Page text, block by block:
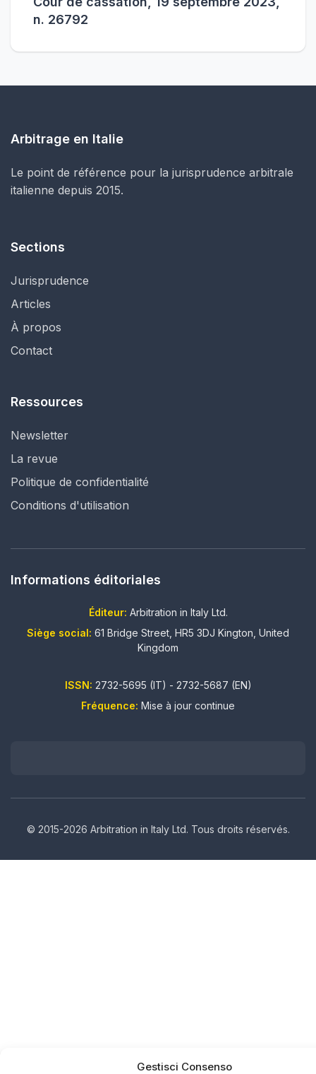
Gestisci Consenso
n. 26792
Arbitrage en Italie
Le point de référence pour la jurisprudence arbitrale
italienne depuis 2015.
Sections
Jurisprudence
Articles
À propos
Contact
Ressources
Newsletter
La revue
Politique de confidentialité
Conditions d'utilisation
Informations éditoriales
Éditeur: Arbitration in Italy Ltd.
Siège social: 61 Bridge Street, HR5 3DJ Kington, United
Kingdom
ISSN: 2732-5695 (IT) - 2732-5687 (EN)
Fréquence: Mise à jour continue
© 2015-2026 Arbitration in Italy Ltd. Tous droits réservés.